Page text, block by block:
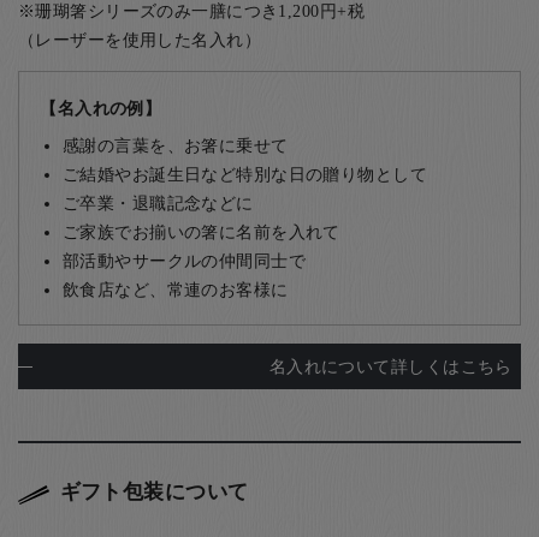
※珊瑚箸シリーズのみ一膳につき1,200円+税
（レーザーを使用した名入れ）
【名入れの例】
感謝の言葉を、お箸に乗せて
ご結婚やお誕生日など特別な日の贈り物として
ご卒業・退職記念などに
ご家族でお揃いの箸に名前を入れて
部活動やサークルの仲間同士で
飲食店など、常連のお客様に
名入れについて詳しくはこちら
ギフト包装について